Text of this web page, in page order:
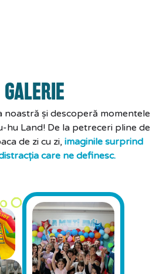
GALERIE
noastră și descoperă momentele
hu Land! De la petreceri pline de
de zi cu zi, imaginile surprind
care ne definesc.